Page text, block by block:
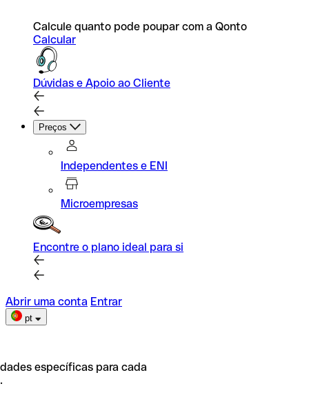
Calcule quanto pode poupar com a Qonto
Calcular
Dúvidas e Apoio ao Cliente
Preços
Independentes e ENI
Microempresas
Encontre o plano ideal para si
Abrir uma conta Entrar
pt
específicas para cada